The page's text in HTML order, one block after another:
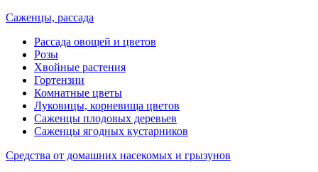
Саженцы, рассада
Рассада овощей и цветов
Розы
Хвойные растения
Гортензии
Комнатные цветы
Луковицы, корневища цветов
Саженцы плодовых деревьев
Саженцы ягодных кустарников
Средства от домашних насекомых и грызунов